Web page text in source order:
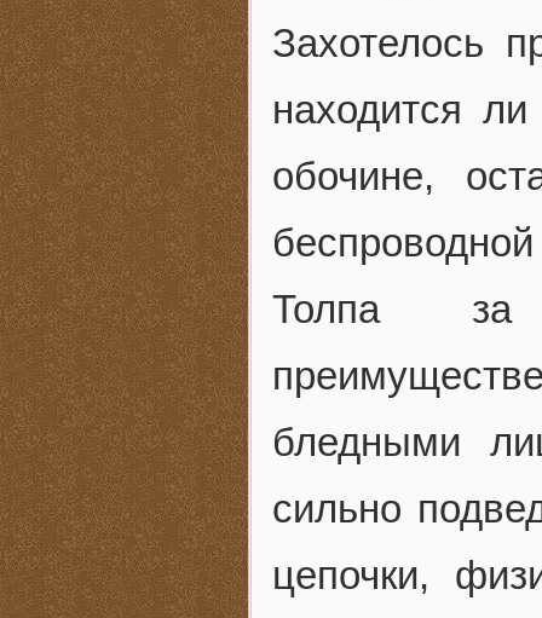
Захотелось
находится
обочине,
беспроводной
Толпа за
бледными
сильно
цепочки,